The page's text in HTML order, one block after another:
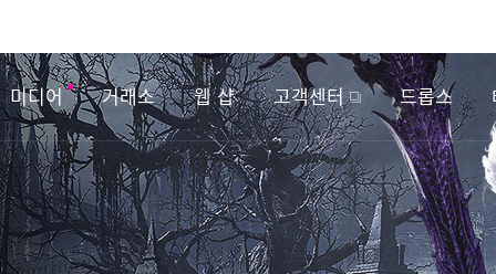
미디어 거래소 웹 샵 고객센터 드롭스